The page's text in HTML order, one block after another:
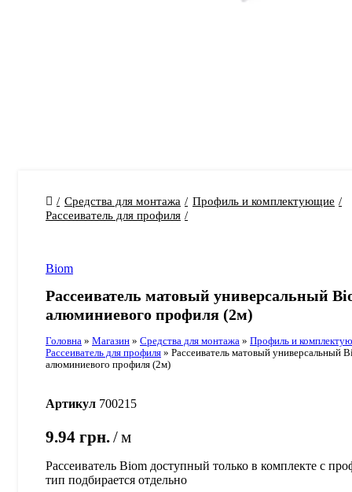
Средства для монтажа
Профиль и комплектующие
Рассеиватель для профиля
Biom
Рассеиватель матовый универсальный
алюминиевого профиля (2м)
Головна » Магазин » Средства для монтажа » Профиль и
Рассеиватель для профиля » Рассеиватель матовый универсальный
алюминиевого профиля (2м)
Артикул 700215
9.94 грн. м
Рассеиватель Biom доступный только в комплекте с
тип подбирается отдельно